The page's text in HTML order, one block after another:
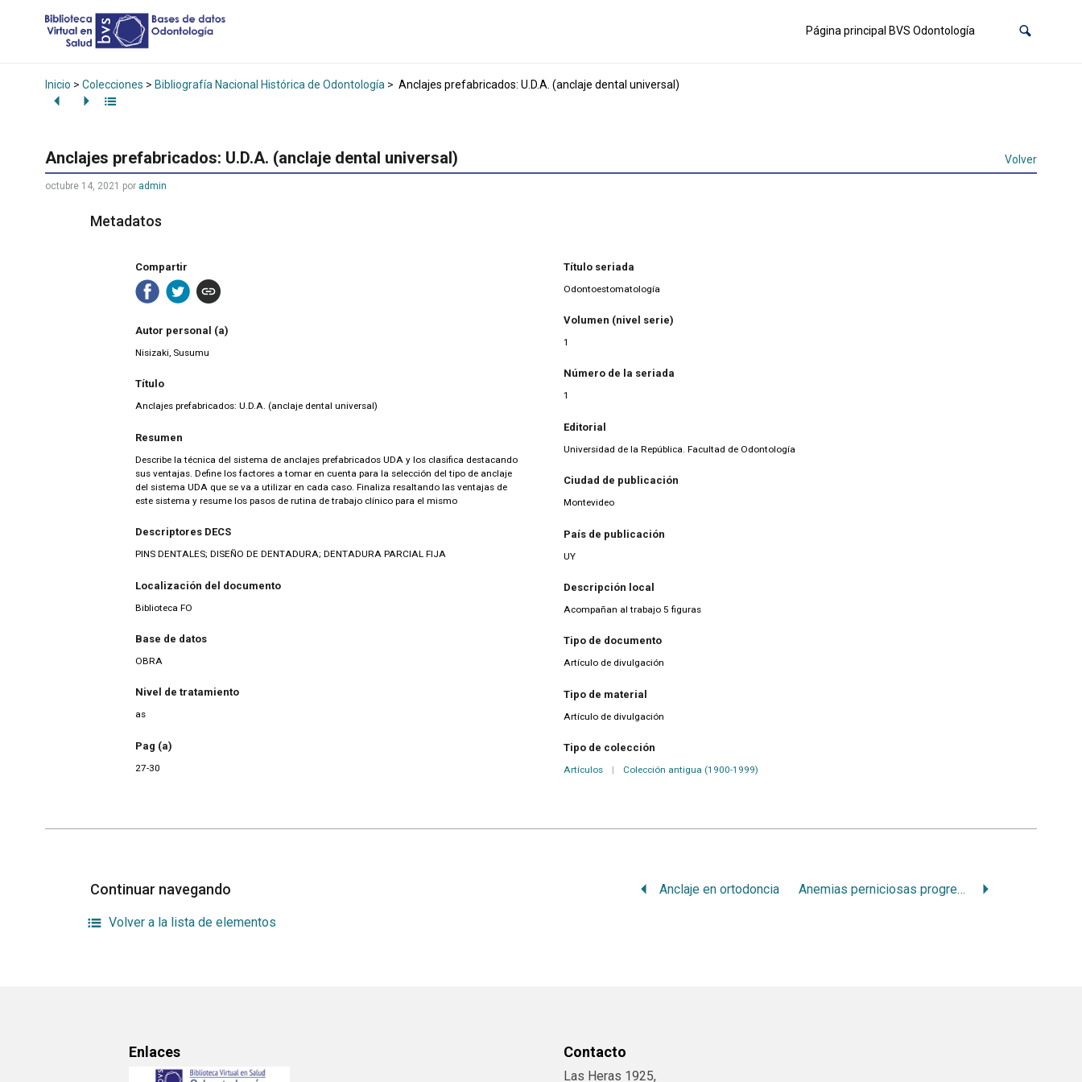
Página principal BVS Odontología
Inicio > Colecciones > Bibliografía Nacional Histórica de Odontología > Anclajes prefabricados: U.D.A. (anclaje dental universal)
Anclajes prefabricados: U.D.A. (anclaje dental universal) Volver
octubre 14, 2021 por admin
Metadatos
Compartir
Autor personal (a)
Nisizaki, Susumu
Título
Anclajes prefabricados: U.D.A. (anclaje dental universal)
Resumen
Describe la técnica del sistema de anclajes prefabricados UDA y los clasifica destacando
sus ventajas. Define los factores a tomar en cuenta para la selección del tipo de anclaje
del sistema UDA que se va a utilizar en cada caso. Finaliza resaltando las ventajas de
este sistema y resume los pasos de rutina de trabajo clínico para el mismo
Descriptores DECS
PINS DENTALES; DISEÑO DE DENTADURA; DENTADURA PARCIAL FIJA
Localización del documento
Biblioteca FO
Base de datos
OBRA
Nivel de tratamiento
as
Pag (a)
27-30
Título seriada
Odontoestomatología
Volumen (nivel serie)
1
Número de la seriada
1
Editorial
Universidad de la República. Facultad de Odontología
Ciudad de publicación
Montevideo
País de publicación
UY
Descripción local
Acompañan al trabajo 5 figuras
Tipo de documento
Artículo de divulgación
Tipo de material
Artículo de divulgación
Tipo de colección
Artículos | Colección antigua (1900-1999)
Continuar navegando Anclaje en ortodoncia Anemias perniciosas progresivas o anemia esencial
Volver a la lista de elementos
Enlaces Contacto
Las Heras 1925,